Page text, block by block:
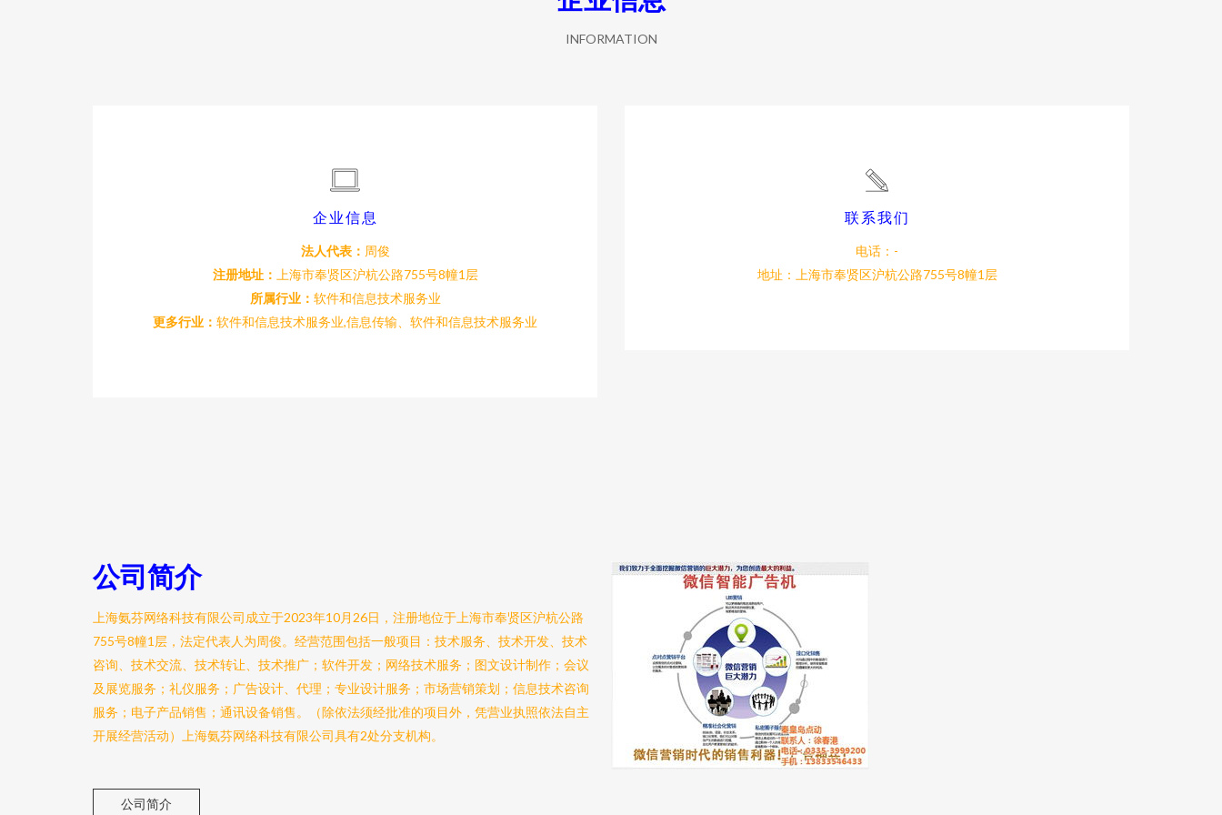
INFORMATION
企业信息
法人代表： 周俊
注册地址：
上海市奉贤区沪杭公路755号8幢1层
所属行业： 软件和信息技术服务业
更多行业： 软件和信息技术服务业,信息传输、软件和信息技术服务业
联系我们
电话：-
地址：上海市奉贤区沪杭公路755号8幢1层
公司简介
上海氨芬网络科技有限公司成立于2023年10月26日，注册地位于上海市奉贤区沪杭公路
755号8幢1层，法定代表人为周俊。经营范围包括一般项目：技术服务、技术开发、技术
咨询、技术交流、技术转让、技术推广；软件开发；网络技术服务；图文设计制作；会议
及展览服务；礼仪服务；广告设计、代理；专业设计服务；市场营销策划；信息技术咨询
服务；电子产品销售；通讯设备销售。（除依法须经批准的项目外，凭营业执照依法自主
开展经营活动）上海氨芬网络科技有限公司具有2处分支机构。
公司简介